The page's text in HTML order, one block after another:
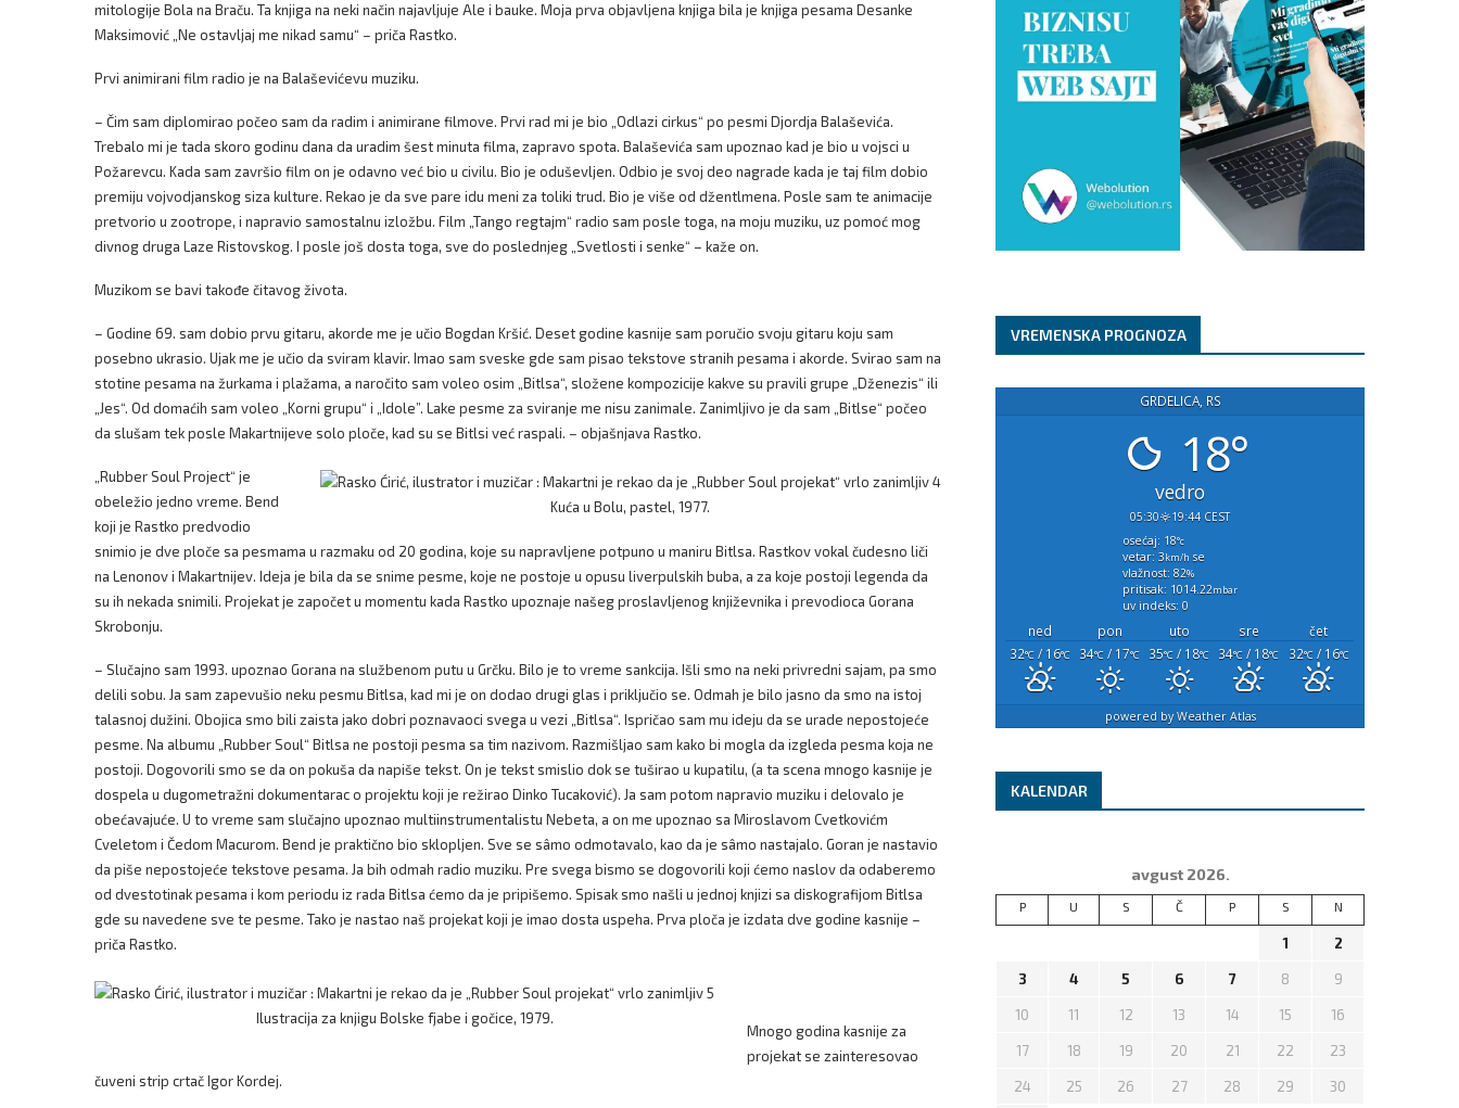
mitologije Bola na Braču. Ta knjiga na neki način najavljuje Ale i bauke. Moja prva objavljena knjiga bila je knjiga pesama Desanke
Maksimović „Ne ostavljaj me nikad samu“ – priča Rastko.
Prvi animirani film radio je na Balaševićevu muziku.
– Čim sam diplomirao počeo sam da radim i animirane filmove. Prvi rad mi je bio „Odlazi cirkus“ po pesmi Djordja Balaševića.
Trebalo mi je tada skoro godinu dana da uradim šest minuta filma, zapravo spota. Balaševića sam upoznao kad je bio u vojsci u
Požarevcu. Kada sam završio film on je odavno već bio u civilu. Bio je oduševljen. Odbio je svoj deo nagrade kada je taj film dobio
premiju vojvodjanskog siza kulture. Rekao je da sve pare idu meni za toliki trud. Bio je više od džentlmena. Posle sam te animacije
pretvorio u zootrope, i napravio samostalnu izložbu. Film „Tango regtajm“ radio sam posle toga, na moju muziku, uz pomoć mog
divnog druga Laze Ristovskog. I posle još dosta toga, sve do poslednjeg „Svetlosti i senke“ – kaže on.
Muzikom se bavi takođe čitavog života.
– Godine 69. sam dobio prvu gitaru, akorde me je učio Bogdan Kršić. Deset godine kasnije sam poručio svoju gitaru koju sam
posebno ukrasio. Ujak me je učio da sviram klavir. Imao sam sveske gde sam pisao tekstove stranih pesama i akorde. Svirao sam na
stotine pesama na žurkama i plažama, a naročito sam voleo osim „Bitlsa“, složene kompozicije kakve su pravili grupe „Dženezis“ ili
„Jes“. Od domaćih sam voleo „Korni grupu“ i „Idole”. Lake pesme za sviranje me nisu zanimale. Zanimljivo je da sam „Bitlse“ počeo
da slušam tek posle Makartnijeve solo ploče, kad su se Bitlsi već raspali. – objašnjava Rastko.
Kuća u Bolu, pastel, 1977.
„Rubber Soul Project“ je
obeležio jedno vreme. Bend
koji je Rastko predvodio
snimio je dve ploče sa pesmama u razmaku od 20 godina, koje su napravljene potpuno u maniru Bitlsa. Rastkov vokal čudesno liči
na Lenonov i Makartnijev. Ideja je bila da se snime pesme, koje ne postoje u opusu liverpulskih buba, a za koje postoji legenda da
su ih nekada snimili. Projekat je započet u momentu kada Rastko upoznaje našeg proslavljenog književnika i prevodioca Gorana
Skrobonju.
– Slučajno sam 1993. upoznao Gorana na službenom putu u Grčku. Bilo je to vreme sankcija. Išli smo na neki privredni sajam, pa smo
delili sobu. Ja sam zapevušio neku pesmu Bitlsa, kad mi je on dodao drugi glas i priključio se. Odmah je bilo jasno da smo na istoj
talasnoj dužini. Obojica smo bili zaista jako dobri poznavaoci svega u vezi „Bitlsa“. Ispričao sam mu ideju da se urade nepostojeće
pesme. Na albumu „Rubber Soul“ Bitlsa ne postoji pesma sa tim nazivom. Razmišljao sam kako bi mogla da izgleda pesma koja ne
postoji. Dogovorili smo se da on pokuša da napiše tekst. On je tekst smislio dok se tuširao u kupatilu, (a ta scena mnogo kasnije je
dospela u dugometražni dokumentarac o projektu koji je režirao Dinko Tucaković). Ja sam potom napravio muziku i delovalo je
obećavajuće. U to vreme sam slučajno upoznao multiinstrumentalistu Nebeta, a on me upoznao sa Miroslavom Cvetkovićm
Cveletom i Čedom Macurom. Bend je praktično bio sklopljen. Sve se sâmo odmotavalo, kao da je sâmo nastajalo. Goran je nastavio
da piše nepostojeće tekstove pesama. Ja bih odmah radio muziku. Pre svega bismo se dogovorili koji ćemo naslov da odaberemo
od dvestotinak pesama i kom periodu iz rada Bitlsa ćemo da je pripišemo. Spisak smo našli u jednoj knjizi sa diskografijom Bitlsa
gde su navedene sve te pesme. Tako je nastao naš projekat koji je imao dosta uspeha. Prva ploča je izdata dve godine kasnije –
priča Rastko.
Ilustracija za knjigu Bolske fjabe i gočice, 1979.
Mnogo godina kasnije za
projekat se zainteresovao
čuveni strip crtač Igor Kordej.
VREMENSKA PROGNOZA
GRDELICA, RS
18°
vedro
05:30
19:44 CEST
osećaj: 18°c
vetar: 3km/h se
vlažnost: 82%
pritisak: 1014.22mbar
uv indeks: 0
ned pon uto sre
čet
32°C / 16°C 34°C / 17°C 35°C / 18°C 34°C / 18°C 32°C/ 16°C
powered byWeather Atlas
KALENDAR
avgust 2026.
P U S Č P S N
1 2
3 4 5 6 7 8 9
10 11 12 13 14 15 16
17 18 19 20 21 22 23
24 25 26 27 28 29 30